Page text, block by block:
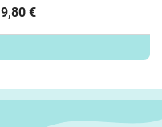
françaises pour
débutants
9,80 €